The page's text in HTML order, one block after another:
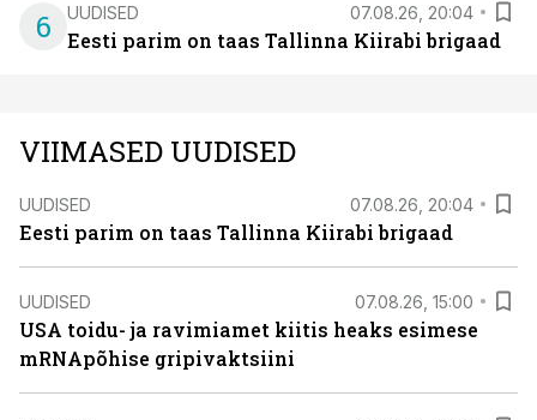
6 UUDISED 07.08.26, 20:04
Eesti parim on taas Tallinna Kiirabi brigaad
VIIMASED UUDISED
UUDISED 07.08.26, 20:04
Eesti parim on taas Tallinna Kiirabi brigaad
UUDISED 07.08.26, 15:00
USA toidu- ja ravimiamet kiitis heaks esimese
mRNApõhise gripivaktsiini